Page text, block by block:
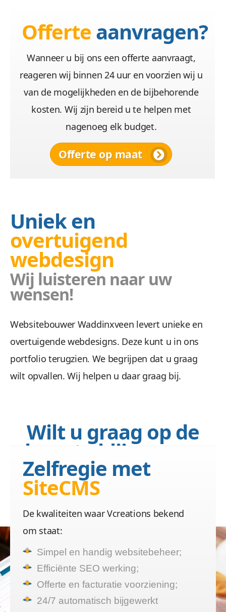
Offerte aanvragen?
Wanneer u bij ons een offerte aanvraagt,
reageren wij binnen 24 uur en voorzien wij u
van de mogelijkheden en de bijbehorende
kosten. Wij zijn bereid u te helpen met
nagenoeg elk budget.
Offerte op maat
Uniek en
overtuigend
webdesign
Wij luisteren naar uw
wensen!
Websitebouwer Waddinxveen levert unieke en
overtuigende webdesigns. Deze kunt u in ons
portfolio terugzien. We begrijpen dat u graag
wilt opvallen. Wij helpen u daar graag bij.
Wilt u graag op de
hoogte blijven van
uwwebsite
Dat is voor ons het
belangrijkst!
Zelfregie met
SiteCMS
De kwaliteiten waar Vcreations bekend
om staat:
Simpel en handig websitebeheer;
Efficiënte SEO werking;
Offerte en facturatie voorziening;
24/7 automatisch bijgewerkt